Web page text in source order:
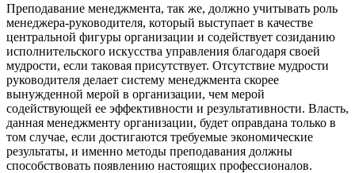
Преподавание менеджмента, так же, должно учитывать роль
менеджера-руководителя, который выступает в качестве
центральной фигуры организации и содействует созиданию
исполнительского искусства управления благодаря своей
мудрости, если таковая присутствует. Отсутствие мудрости
руководителя делает систему менеджмента скорее
вынужденной мерой в организации, чем мерой
содействующей ее эффективности и результативности. Власть,
данная менеджменту организации, будет оправдана только в
том случае, если достигаются требуемые экономические
результаты, и именно методы преподавания должны
способствовать появлению настоящих профессионалов.